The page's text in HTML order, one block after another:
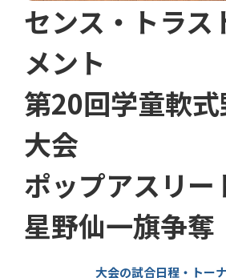
センス・トラス
メント
第20回学童軟
大会
ポップアスリー
星野仙一旗争奪
大会の試合日程・トー